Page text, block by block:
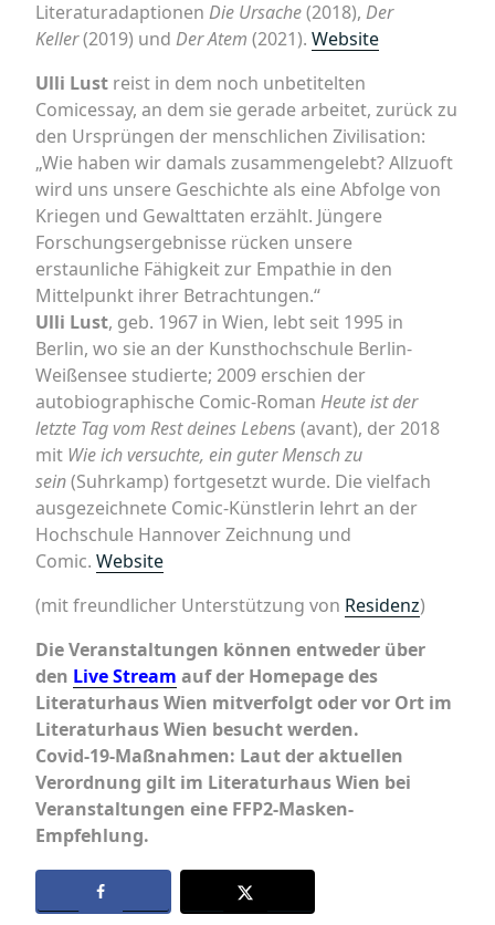
Literaturadaptionen Die Ursache(2018), Der
Keller(2019) und Der Atem (2021). Website
Ulli Lust reist in dem noch unbetitelten
Comicessay, an dem sie gerade arbeitet, zurück zu
den Ursprüngen der menschlichen Zivilisation:
„Wie haben wir damals zusammengelebt? Allzuoft
wird uns unsere Geschichte als eine Abfolge von
Kriegen und Gewalttaten erzählt. Jüngere
Forschungsergebnisse rücken unsere
erstaunliche Fähigkeit zur Empathie in den
Mittelpunkt ihrer Betrachtungen.“
Ulli Lust, geb. 1967 in Wien, lebt seit 1995 in
Berlin, wo sie an der Kunsthochschule Berlin-
Weißensee studierte; 2009 erschien der
autobiographische Comic-Roman Heute ist der
letzte Tag vom Rest deines Lebens (avant), der 2018
mit Wie ich versuchte, ein guter Mensch zu
sein(Suhrkamp) fortgesetzt wurde. Die vielfach
ausgezeichnete Comic-Künstlerin lehrt an der
Hochschule Hannover Zeichnung und
Comic. Website
(mit freundlicher Unterstützung von Residenz)
Die Veranstaltungen können entweder über
den Live Stream auf der Homepage des
Literaturhaus Wien mitverfolgt oder vor Ort im
Literaturhaus Wien besucht werden.
Covid-19-Maßnahmen: Laut der aktuellen
Verordnung gilt im Literaturhaus Wien bei
Veranstaltungen eine FFP2-Masken-
Empfehlung.